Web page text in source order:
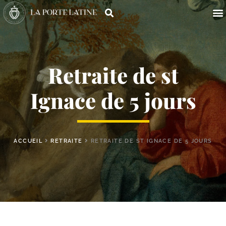
Retraite de st
Ignace de 5 jours
ACCUEIL RETRAITE RETRAITE DE ST IGNACE DE 5 JOURS